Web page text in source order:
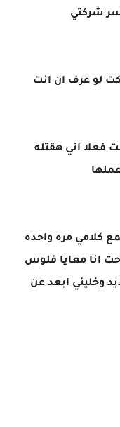
شركتي
لو عرف ان انت
فعلا اني هقتله
كلامي مره واحده
انا معايا فلوس
وخليني ابعد عن